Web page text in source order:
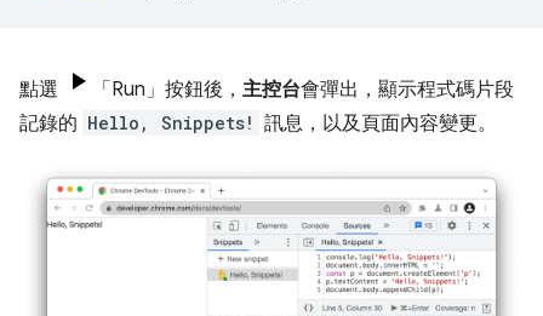
點選 「Run」 按鈕後， 主控台會彈出，顯示程式碼片段
記錄的 Hello, Snippets! 訊息，以及頁面內容變更。